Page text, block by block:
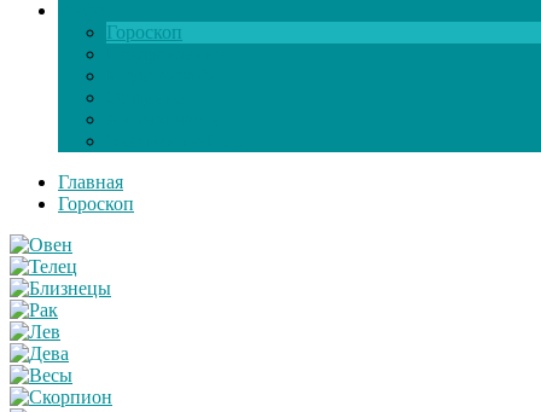
Гороскоп
Главная
Гороскоп